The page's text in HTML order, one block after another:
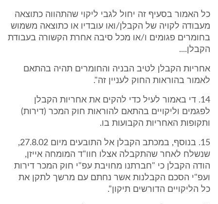
כל האמור בסעיף זה יחול לגבי ליקוי שהתהווה כתוצאה
מעבודה לקויה של הקבלן/ואו עובדיו או כתוצאה משמוש
בחומרים פגומים ו/או מכל סיבה אחרת הקשורה בעבודת
הקבלן....
אחריות הקבלן לטיב הבניה והחומרים תהיה בהתאם
לאמור בהוראות החוק לעניין זה".
14. די באמור לעיל כדי להקים את אחריות הקבלן
לפגמים וליקויים בהתאם להוראות חוק המכר (דירות)
ותקופות האחריות הקבועות בו.
15. בנוסף, במכתב הקבלן אל התובעים מיום 27.8.02,
שנשלח לאחר שהתקבלה אצלו חוו"ד המומחה אייזן,
הודה הקבלן כי "חברתנו מחויבת עפ"י חוק המכר דירות
ועפ"י הסכם הקבלנות אשר נחתם עם מרשך לתקן את
כל הליקויים הדורשים תיקון".